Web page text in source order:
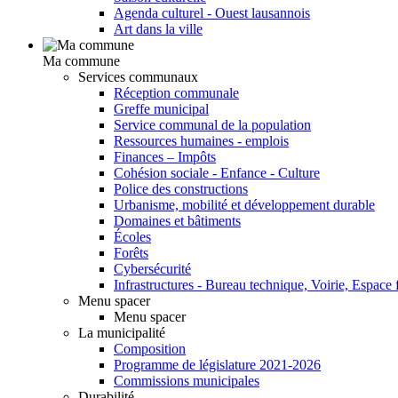
Agenda culturel - Ouest lausannois
Art dans la ville
Ma commune
Services communaux
Réception communale
Greffe municipal
Service communal de la population
Ressources humaines - emplois
Finances – Impôts
Cohésion sociale - Enfance - Culture
Police des constructions
Urbanisme, mobilité et développement durable
Domaines et bâtiments
Écoles
Forêts
Cybersécurité
Infrastructures - Bureau technique, Voirie, Espace
Menu spacer
Menu spacer
La municipalité
Composition
Programme de législature 2021-2026
Commissions municipales